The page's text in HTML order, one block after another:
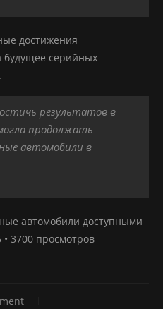
достижения
будущее серийных
результатов в
продолжать
автомобили в
автомобили доступными
3700 просмотров